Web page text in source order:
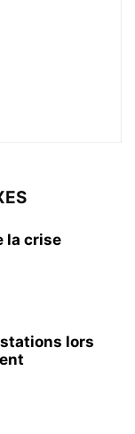
la crise
lors